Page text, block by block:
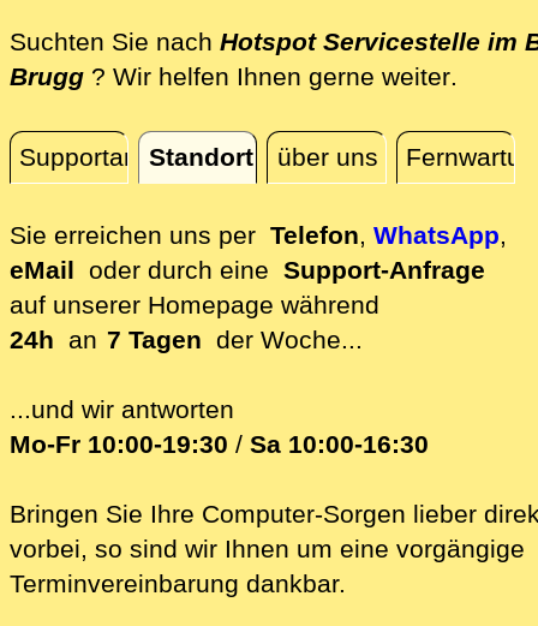
Kontakt
Suchten Sie nach Hotspot Servicestelle im
Brugg ? Wir helfen Ihnen gerne weiterdirekt
.
SupportanfrageStandort über uns
Standort
Sie erreichen uns per Telefon, WhatsApp,
eMail oder durch eine Support-Anfrage
auf unserer Homepage während
24h an 7 Tagen der Woche...
...und wir antworten
Mo-Fr 10:00-19:30 / Sa 10:00-16:30
Bringen Sie Ihre Computer-Sorgen lieber
vorbei, so sind wir Ih‍nen um eine vorgängige
Terminvereinbarung dankbar.